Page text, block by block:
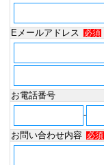
Eメールアドレス 必須
お電話番号
-
お問い合わせ内容
必須